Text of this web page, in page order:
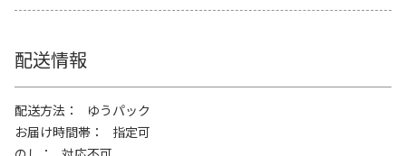
配送情報
配送方法
ゆうパック
お届け時間帯
指定可